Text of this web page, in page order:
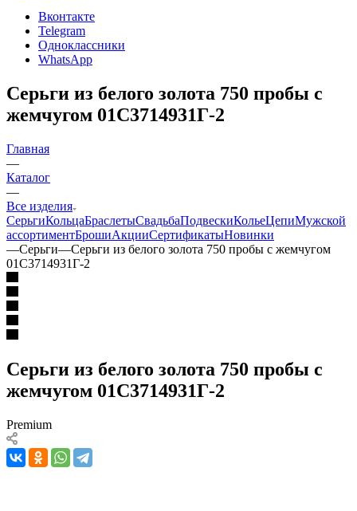
Вконтакте
Telegram
Одноклассники
WhatsApp
Серьги из белого золота 750 пробы с
жемчугом 01С3714931Г-2
Главная
—
Каталог
—
Все изделия
СерьгиКольцаБраслетыСвадьбаПодвескиКольеЦепиМужской
ассортиментБрошиАкцииСертификатыНовинки
—Серьги—Серьги из белого золота 750 пробы с жемчугом
01С3714931Г-2
Серьги из белого золота 750 пробы с
жемчугом 01С3714931Г-2
Premium